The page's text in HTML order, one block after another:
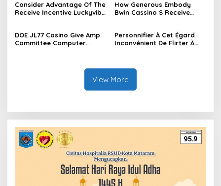
-pl.pl/
Consider Advantage Of The
Receive Incentive Luckyvibe
How Generous Embody
Bwin Cassino S Receive
SM Bet Casino
DOE JL77 Casino Give Amp
Committee Computer
Personnifier À Cet Égard
Inconvénient De Flirter À
Rockstar Online Casino
View More